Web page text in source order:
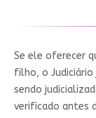
Se ele oferecer
filho, o Judiciário
sendo
verificado antes